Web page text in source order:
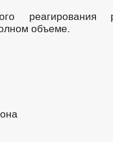
реагирования
объеме.